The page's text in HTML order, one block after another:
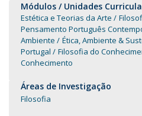
Módulos / Unidades
Estética e Teorias da Arte
Pensamento Português
Ambiente
Ética, Ambiente &
Portugal
Filosofia do
Conhecimento
Áreas de Investigação
Filosofia